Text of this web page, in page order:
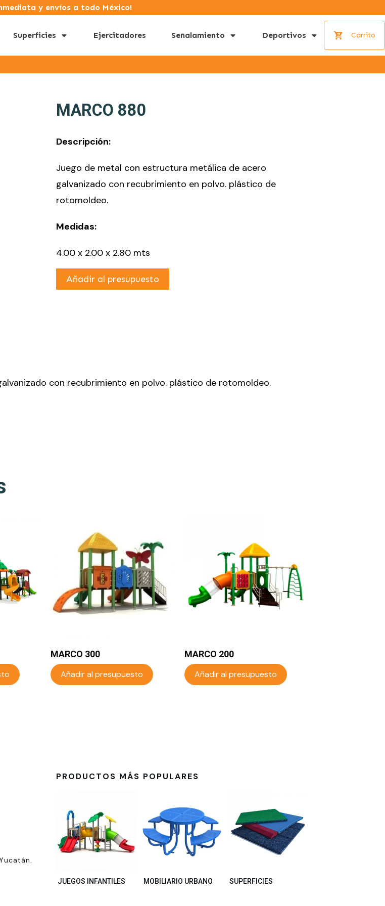
y envíos a todo México!
Superficies Ejercitadores Señalamiento Deportivos Carrito
MARCO 880
Descripción:
Juego de metal con estructura metálica de acero
galvanizado con recubrimiento en polvo. plástico de
rotomoldeo.
Medidas:
4.00 x 2.00 x 2.80 mts
Añadir al presupuesto
con recubrimiento en polvo. plástico de rotomoldeo.
MARCO 300
Añadir al presupuesto
MARCO 200
Añadir al presupuesto
PRODUCTOS MÁS POPULARES
JUEGOS INFANTILES MOBILIARIO URBANO SUPERFICIES